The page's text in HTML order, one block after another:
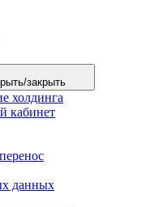
закрыть
холдинга
кабинет
данных